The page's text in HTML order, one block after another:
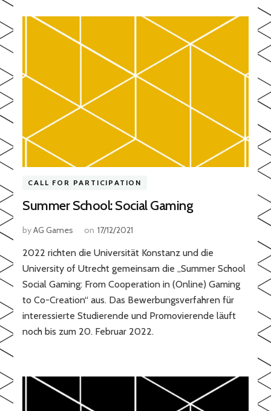
CALL FOR PARTICIPATION
Summer School: Social Gaming
byAG Games on 17/12/2021
2022 richten die Universität Konstanz und die
University of Utrecht gemeinsam die „Summer School
Social Gaming: From Cooperation in (Online) Gaming
to Co-Creation“ aus. Das Bewerbungsverfahren für
interessierte Studierende und Promovierende läuft
noch bis zum 20. Februar 2022.